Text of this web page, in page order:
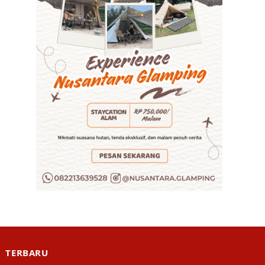
TERBARU